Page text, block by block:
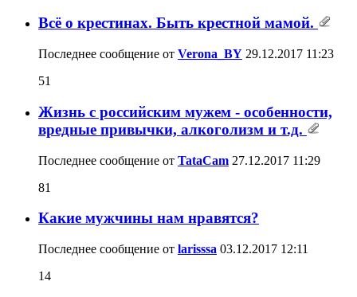
Всё о крестинах. Быть крестной мамой.
Последнее сообщение от Verona_BY 29.12.2017 11:23
51
Жизнь с российским мужем - особенности,
вредные привычки, алкоголизм и т.д.
Последнее сообщение от TataCam 27.12.2017 11:29
81
Какие мужчины нам нравятся?
Последнее сообщение от larisssa 03.12.2017 12:11
14